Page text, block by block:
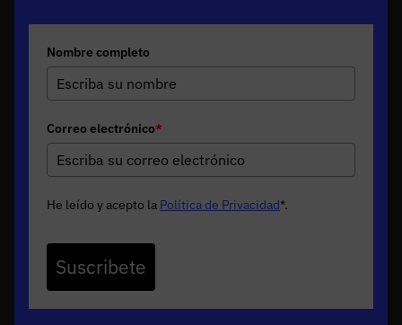
Nombre completo
Correo electrónico*
He leído y acepto la Política de Privacidad*.
Suscribete